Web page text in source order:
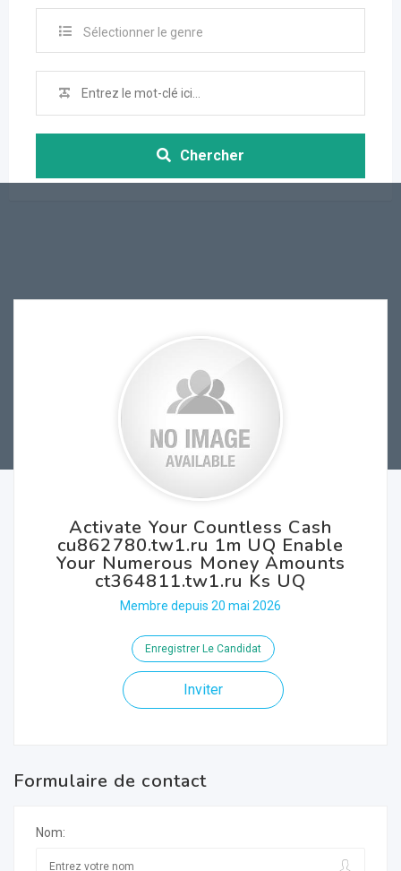
Sélectionner le genre
Chercher
Activate Your Countless Cash
cu862780.tw1.ru 1m UQ Enable
Your Numerous Money Amounts
ct364811.tw1.ru Ks UQ
Membre depuis 20 mai 2026
Enregistrer Le Candidat
Inviter
Formulaire de contact
Nom: